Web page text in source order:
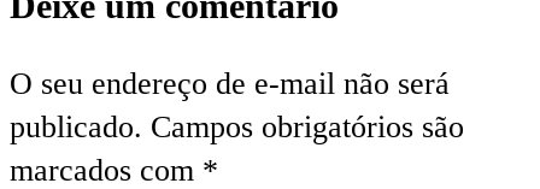
O seu endereço de e-mail não será
publicado. Campos obrigatórios são
marcados com *